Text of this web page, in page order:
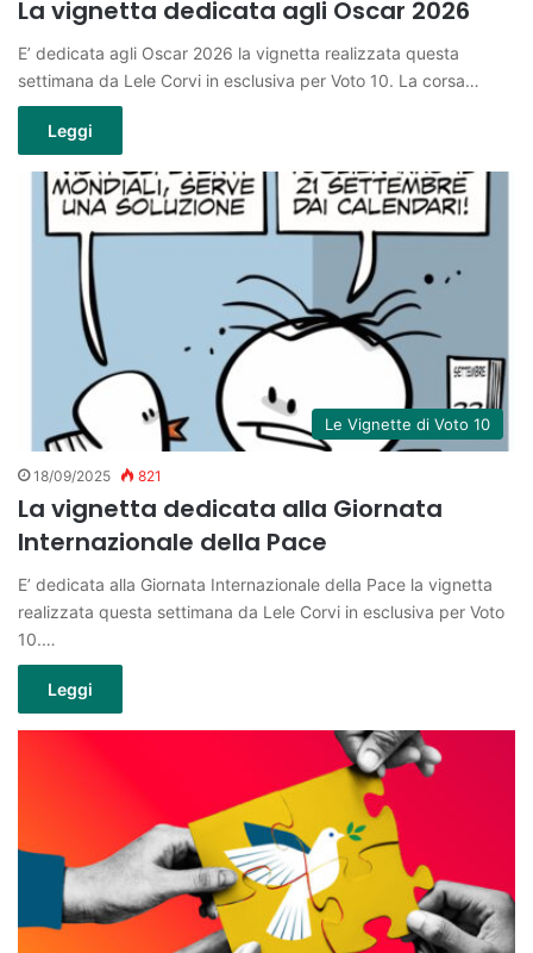
La vignetta dedicata agli Oscar 2026
E’ dedicata agli Oscar 2026 la vignetta realizzata questa
settimana da Lele Corvi in esclusiva per Voto 10. La corsa…
Leggi
Le Vignette di Voto 10
18/09/2025 821
La vignetta dedicata alla Giornata
Internazionale della Pace
E’ dedicata alla Giornata Internazionale della Pace la vignetta
realizzata questa settimana da Lele Corvi in esclusiva per Voto
10.…
Leggi